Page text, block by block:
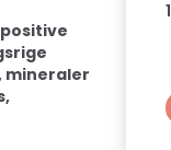
mineraler